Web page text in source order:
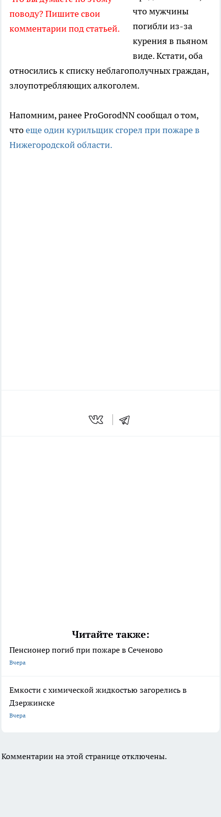
поводу? Пишите свои
комментарии под статьей.
что мужчины
погибли из-за
курения в пьяном
виде. Кстати, оба
относились к списку неблагополучных граждан,
злоупотребляющих алкоголем.
Напомним, ранее ProGorodNN сообщал о том,
чтоеще один курильщик сгорел при пожаре в
Нижегородской области.
Читайте также:
Пенсионер погиб при пожаре в Сеченово
Вчера
Емкости с химической жидкостью загорелись в
Дзержинске
Вчера
Комментарии на этой странице отключены.